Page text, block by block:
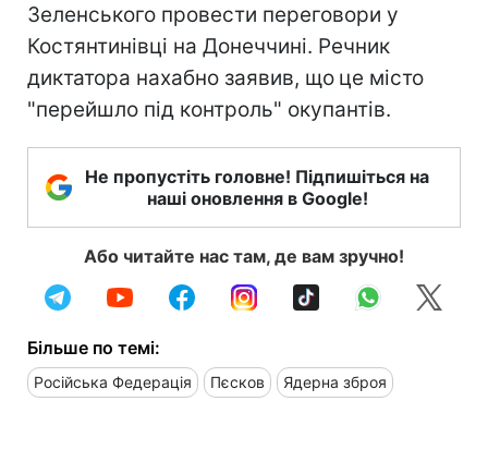
Зеленського провести переговори у
Костянтинівці на Донеччині. Речник
диктатора нахабно заявив, що це місто
"перейшло під контроль" окупантів.
Не пропустіть головне! Підпишіться на
наші оновлення в Google!
Або читайте нас там, де вам зручно!
Більше по темі:
Російська Федерація Пєсков Ядерна зброя